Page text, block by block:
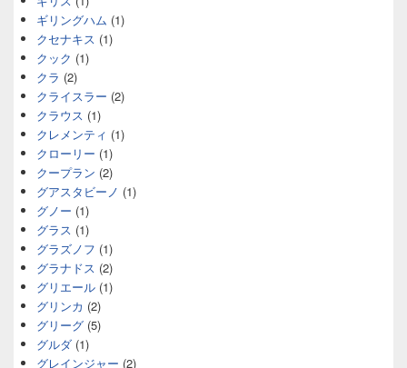
ギリングハム (1)
クセナキス (1)
クック (1)
クラ (2)
クライスラー (2)
クラウス (1)
クレメンティ (1)
クローリー (1)
クープラン (2)
グアスタビーノ (1)
グノー (1)
グラス (1)
グラズノフ (1)
グラナドス (2)
グリエール (1)
グリンカ (2)
グリーグ (5)
グルダ (1)
グレインジャー (2)